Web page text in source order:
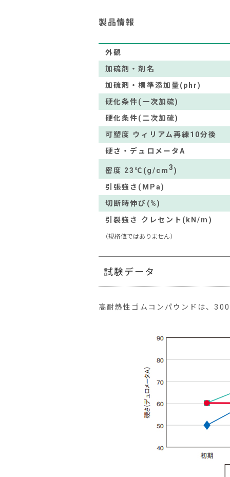
製品情報
外観
加硫剤・剤名
加硫剤・標準添加量(phr)
硬化条件(一次加硫)
硬化条件(二次加硫)
可塑度 ウィリアム再練10分後
硬さ・デュロメータA
密度 23℃(g/cm3)
引張強さ(MPa)
切断時伸び(%)
引裂強さ クレセント(kN/m)
（規格値ではありません）
試験データ
高耐熱性ゴムコンパウンドは、